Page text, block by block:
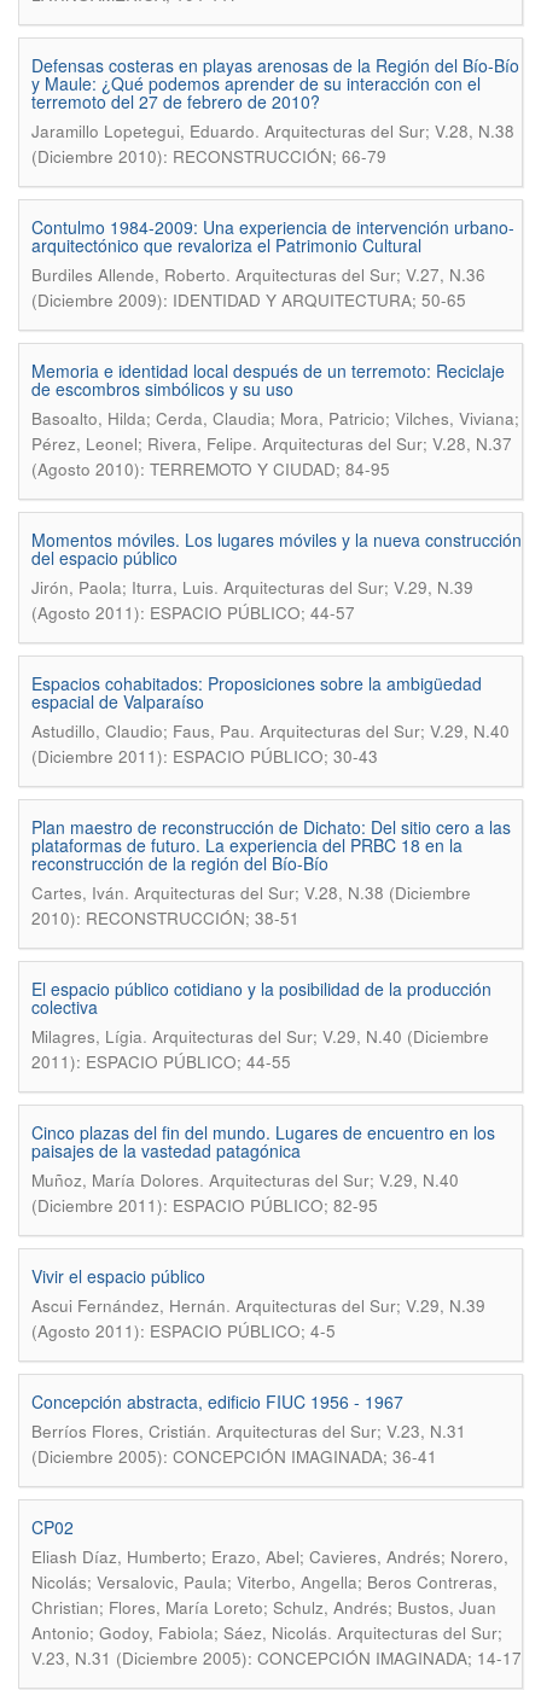
Defensas costeras en playas arenosas de la Región del Bío-Bío
y Maule: ¿Qué podemos aprender de su interacción con el
terremoto del 27 de febrero de 2010?
Jaramillo Lopetegui, Eduardo. Arquitecturas del Sur; V.28, N.38
(Diciembre 2010): RECONSTRUCCIÓN; 66-79
Contulmo 1984-2009: Una experiencia de intervención urbano-
arquitectónico que revaloriza el Patrimonio Cultural
Burdiles Allende, Roberto. Arquitecturas del Sur; V.27, N.36
(Diciembre 2009): IDENTIDAD Y ARQUITECTURA; 50-65
Memoria e identidad local después de un terremoto: Reciclaje
de escombros simbólicos y su uso
Basoalto, Hilda; Cerda, Claudia; Mora, Patricio; Vilches, Viviana;
Pérez, Leonel; Rivera, Felipe. Arquitecturas del Sur; V.28, N.37
(Agosto 2010): TERREMOTO Y CIUDAD; 84-95
Momentos móviles. Los lugares móviles y la nueva construcción
del espacio público
Jirón, Paola; Iturra, Luis. Arquitecturas del Sur; V.29, N.39
(Agosto 2011): ESPACIO PÚBLICO; 44-57
Espacios cohabitados: Proposiciones sobre la ambigüedad
espacial de Valparaíso
Astudillo, Claudio; Faus, Pau. Arquitecturas del Sur; V.29, N.40
(Diciembre 2011): ESPACIO PÚBLICO; 30-43
Plan maestro de reconstrucción de Dichato: Del sitio cero a las
plataformas de futuro. La experiencia del PRBC 18 en la
reconstrucción de la región del Bío-Bío
Cartes, Iván. Arquitecturas del Sur; V.28, N.38 (Diciembre
2010): RECONSTRUCCIÓN; 38-51
El espacio público cotidiano y la posibilidad de la producción
colectiva
Milagres, Lígia. Arquitecturas del Sur; V.29, N.40 (Diciembre
2011): ESPACIO PÚBLICO; 44-55
Cinco plazas del fin del mundo. Lugares de encuentro en los
paisajes de la vastedad patagónica
Muñoz, María Dolores. Arquitecturas del Sur; V.29, N.40
(Diciembre 2011): ESPACIO PÚBLICO; 82-95
Vivir el espacio público
Ascui Fernández, Hernán. Arquitecturas del Sur; V.29, N.39
(Agosto 2011): ESPACIO PÚBLICO; 4-5
Concepción abstracta, edificio FIUC 1956 - 1967
Berríos Flores, Cristián. Arquitecturas del Sur; V.23, N.31
(Diciembre 2005): CONCEPCIÓN IMAGINADA; 36-41
CP02
Eliash Díaz, Humberto; Erazo, Abel; Cavieres, Andrés; Norero,
Nicolás; Versalovic, Paula; Viterbo, Angella; Beros Contreras,
Christian; Flores, María Loreto; Schulz, Andrés; Bustos, Juan
Antonio; Godoy, Fabiola; Sáez, Nicolás. Arquitecturas del Sur;
V.23, N.31 (Diciembre 2005): CONCEPCIÓN IMAGINADA; 14-17